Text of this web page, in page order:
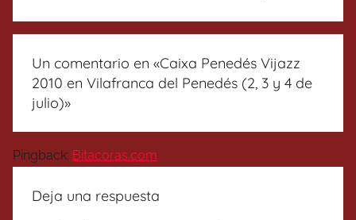
Un comentario en «Caixa Penedés Vijazz
2010 en Vilafranca del Penedés (2, 3 y 4 de
julio)»
Pingback: Bitacoras.com
Deja una respuesta